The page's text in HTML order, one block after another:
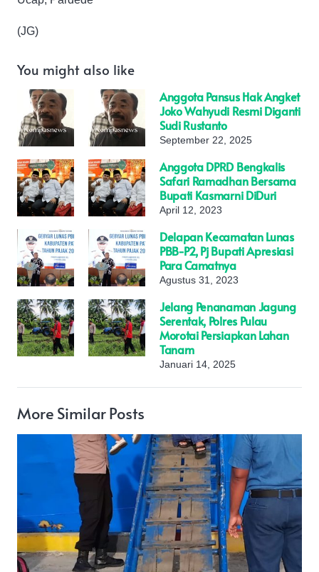
(JG)
You might also like
Anggota Pansus Hak Angket
Joko Wahyudi Resmi Diganti
Sudi Rustanto
September 22, 2025
Anggota DPRD Bengkalis
Safari Ramadhan Bersama
Bupati Kasmarni DiDuri
April 12, 2023
Delapan Kecamatan Lunas
PBB-P2, Pj Bupati Apresiasi
Para Camatnya
Agustus 31, 2023
Jelang Penanaman Jagung
Serentak, Polres Pulau
Morotai Persiapkan Lahan
Tanam
Januari 14, 2025
More Similar Posts